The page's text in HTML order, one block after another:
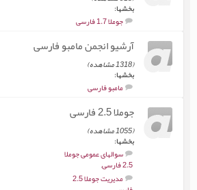
بخشها:
جوملا 1.7 فارسی
آرشیو انجمن مامبو فارسی
(1318 مشاهده)
بخشها:
مامبو فارسی
جوملا 2.5 فارسی
(1055 مشاهده)
بخشها:
سوالهای عمومی جوملا
2.5 فارسی
,
مدیریت جوملا 2.5